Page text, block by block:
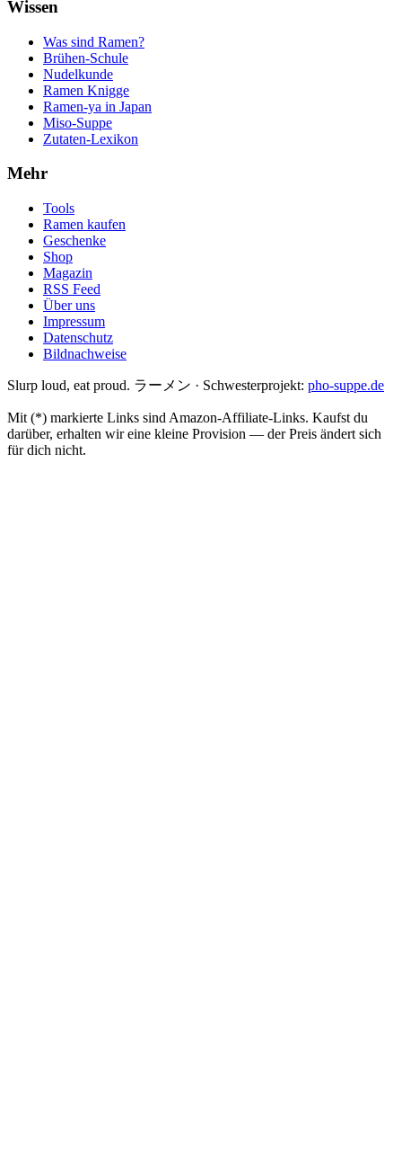
Wissen
Was sind Ramen?
Brühen-Schule
Nudelkunde
Ramen Knigge
Ramen-ya in Japan
Miso-Suppe
Zutaten-Lexikon
Mehr
Tools
Ramen kaufen
Geschenke
Shop
Magazin
RSS Feed
Über uns
Impressum
Datenschutz
Bildnachweise
Slurp loud, eat proud. ラーメン · Schwesterprojekt: pho-suppe.de
Mit (*) markierte Links sind Amazon-Affiliate-Links. Kaufst du
darüber, erhalten wir eine kleine Provision — der Preis ändert sich
für dich nicht.